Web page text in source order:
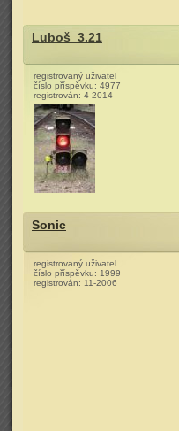
Luboš_3.21
registrovaný uživatel
číslo příspěvku: 4977
registrován: 4-2014
Sonic
registrovaný uživatel
číslo příspěvku: 1999
registrován: 11-2006